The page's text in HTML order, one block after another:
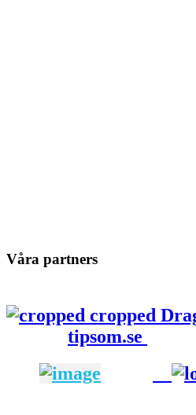
Våra partners
tipsom.se